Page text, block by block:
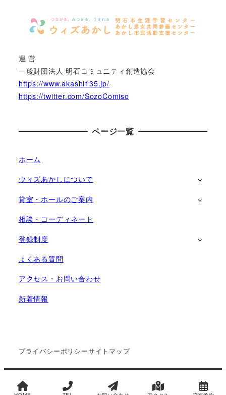
運 営
一般財団法人 明石コミュニティ創造協会
https://www.akashi135.jp/
https://twitter.com/SozoComiso
ページ一覧
ホーム
ウィズあかしについて
貸室・ホールのご案内
相談・コーディネート
登録制度
よくある質問
アクセス・お問い合わせ
新着情報
プライバシーポリシーサイトマップ
Copyright © 一般財団法人明石コミュニティ創造協会